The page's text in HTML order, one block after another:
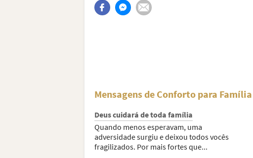
Mensagens de Conforto para
Deus cuidará de toda família
Quando menos esperavam, uma
adversidade surgiu e deixou todos vocês
fragilizados. Por mais fortes que...